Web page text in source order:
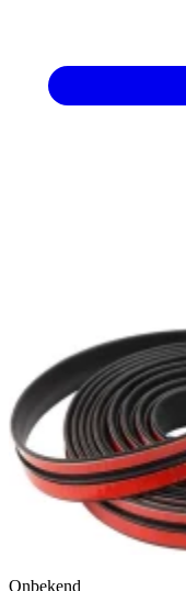
Onbekend